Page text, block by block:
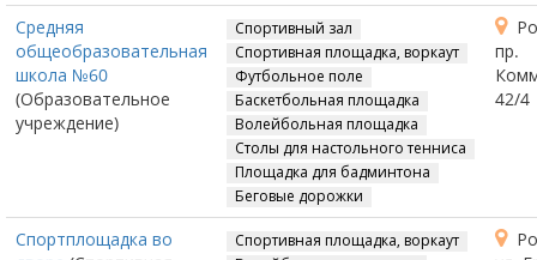
Средняя
общеобразовательная
школа №60
(Образовательное
учреждение)
Спортивный зал
Спортивная площадка, воркаут
Футбольное поле
Баскетбольная площадка
Волейбольная площадка
Столы для настольного тенниса
Площадка для бадминтона
Беговые дорожки
пр.
42/4
Спортплощадка во
Спортивная площадка, воркаут